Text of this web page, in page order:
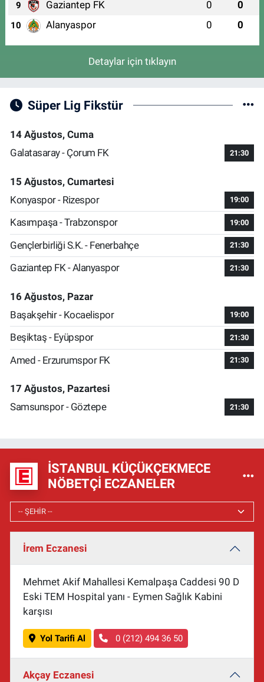
9 Gaziantep FK 0 0
10 Alanyaspor 0 0
Detaylar için tıklayın
Süper Lig Fikstür
14 Ağustos, Cuma
Galatasaray - Çorum FK
21:30
15 Ağustos, Cumartesi
Konyaspor - Rizespor
19:00
Kasımpaşa - Trabzonspor 19:00
Gençlerbirliği S.K. - Fenerbahçe 21:30
Gaziantep FK - Alanyaspor 21:30
16 Ağustos, Pazar
Başakşehir - Kocaelispor
19:00
Beşiktaş - Eyüpspor 21:30
Amed - Erzurumspor FK 21:30
17 Ağustos, Pazartesi
Samsunspor - Göztepe
21:30
İSTANBUL KÜÇÜKÇEKMECE
NÖBETÇI ECZANELER
İrem Eczanesi
Mehmet Akif Mahallesi Kemalpaşa Caddesi 90 D
Eski TEM Hospital yanı - Eymen Sağlık Kabini
karşısı
Yol Tarifi Al 0 (212) 494 36 50
Akçay Eczanesi